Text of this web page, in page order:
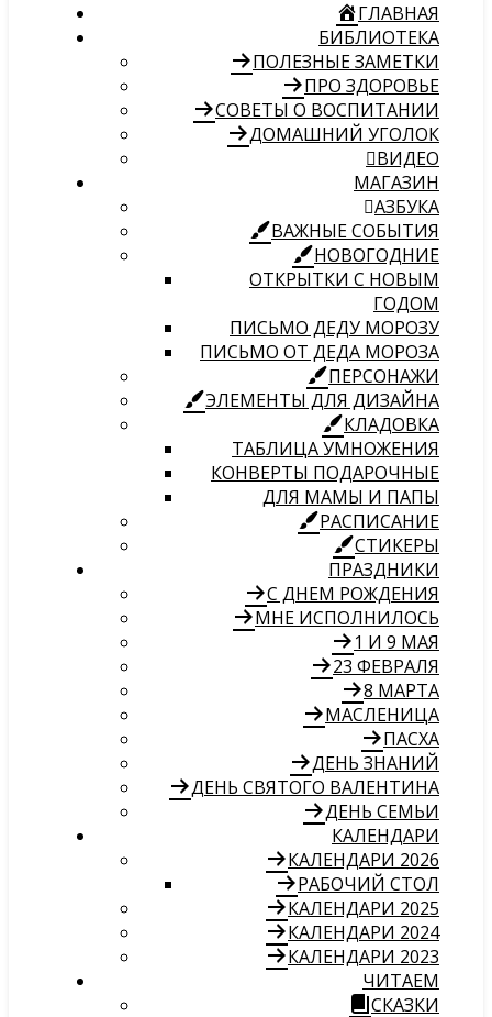
ГЛАВНАЯ
БИБЛИОТЕКА
ПОЛЕЗНЫЕ ЗАМЕТКИ
ПРО ЗДОРОВЬЕ
СОВЕТЫ О ВОСПИТАНИИ
ДОМАШНИЙ УГОЛОК
ВИДЕО
МАГАЗИН
АЗБУКА
ВАЖНЫЕ СОБЫТИЯ
НОВОГОДНИЕ
ОТКРЫТКИ С НОВЫМ
ГОДОМ
ПИСЬМО ДЕДУ МОРОЗУ
ПИСЬМО ОТ ДЕДА МОРОЗА
ПЕРСОНАЖИ
ЭЛЕМЕНТЫ ДЛЯ ДИЗАЙНА
КЛАДОВКА
ТАБЛИЦА УМНОЖЕНИЯ
КОНВЕРТЫ ПОДАРОЧНЫЕ
ДЛЯ МАМЫ И ПАПЫ
РАСПИСАНИЕ
СТИКЕРЫ
ПРАЗДНИКИ
С ДНЕМ РОЖДЕНИЯ
МНЕ ИСПОЛНИЛОСЬ
1 И 9 МАЯ
23 ФЕВРАЛЯ
8 МАРТА
МАСЛЕНИЦА
ПАСХА
ДЕНЬ ЗНАНИЙ
ДЕНЬ СВЯТОГО ВАЛЕНТИНА
ДЕНЬ СЕМЬИ
КАЛЕНДАРИ
КАЛЕНДАРИ 2026
РАБОЧИЙ СТОЛ
КАЛЕНДАРИ 2025
КАЛЕНДАРИ 2024
КАЛЕНДАРИ 2023
ЧИТАЕМ
СКАЗКИ